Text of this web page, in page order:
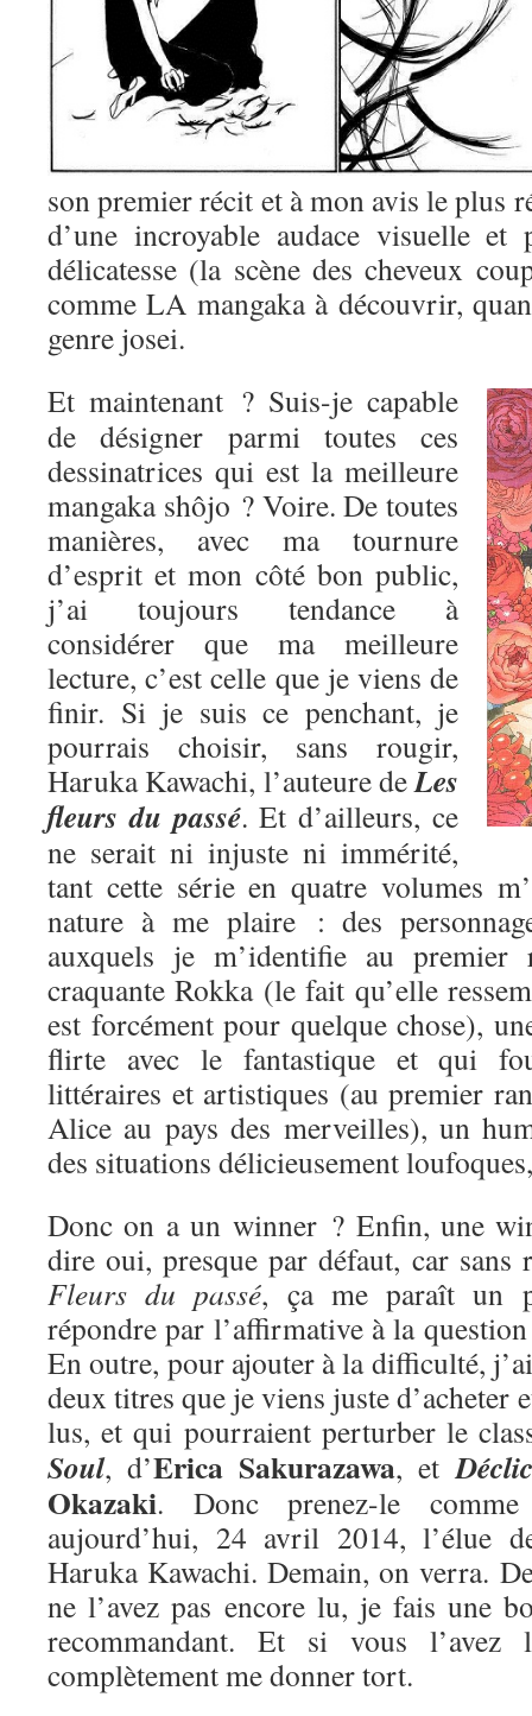
son premier récit et à mon avis le plus
d’une incroyable audace visuelle et
délicatesse (la scène des cheveux
comme LA mangaka à découvrir,
genre josei.
Et maintenant ? Suis-je capable
de désigner parmi toutes ces
dessinatrices qui est la meilleure
mangaka shôjo ? Voire. De toutes
manières, avec ma tournure
d’esprit et mon côté bon public,
j’ai toujours tendance à
considérer que ma meilleure
lecture, c’est celle que je viens de
finir. Si je suis ce penchant, je
pourrais choisir, sans rougir,
Haruka Kawachi, l’auteure deLes
fleurs du passé. Et d’ailleurs, ce
ne serait ni injuste ni immérité,
tant cette série en quatre volumes
nature à me plaire : des
auxquels je m’identifie au premier
craquante Rokka (le fait qu’elle
est forcément pour quelque chose),
flirte avec le fantastique et qui
littéraires et artistiques (au premier
Alice au pays des merveilles), un
des situations délicieusement
Donc on a un winner ? Enfin, une
dire oui, presque par défaut, car sans
Fleurs du passé, ça me paraît un
répondre par l’affirmative à la
En outre, pour ajouter à la difficulté,
deux titres que je viens juste d’acheter
lus, et qui pourraient perturber le
Soul, d’Erica Sakurazawa, et
Okazaki. Donc prenez-le
aujourd’hui, 24 avril 2014, l’élue
Haruka Kawachi. Demain, on verra.
ne l’avez pas encore lu, je fais une
recommandant. Et si vous l’avez
complètement me donner tort.